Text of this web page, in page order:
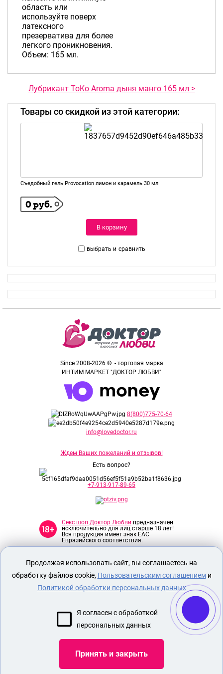
область или
используйте поверх
латексного
презерватива для более
легкого проникновения.
Объем: 165 мл.
Лубрикант ToKo Aroma дыня манго 165 мл >
Товары со скидкой из этой категории:
Съедобный гель Provocation лимон и карамель 30 мл
0 руб.
В корзину
выбрать и сравнить
Since 2008-2026 © - торговая марка
ИНТИМ МАРКЕТ "ДОКТОР ЛЮБВИ"
8(800)775-70-64
info@lovedoctor.ru
Ждем Ваших пожеланий и отзывов!
Есть вопрос?
+7-913-917-89-65
Секс шоп Доктор Любви предназначен
исключительно для лиц старше 18 лет!
Вся продукция имеет знак EAC
Евразийского соответствия.
О МАГАЗИНЕ
ОПЛАТА И ДОСТАВКА
СЕКС ИГРУШКИ
НАСАДКА НА ЧЛЕН
Продолжая использовать сайт, вы соглашаетесь на
обработку файлов cookie, Пользовательским соглашениеми
Политикой обработки персональных данных
Я согласен с обработкой
персональных данных
Принять и закрыть